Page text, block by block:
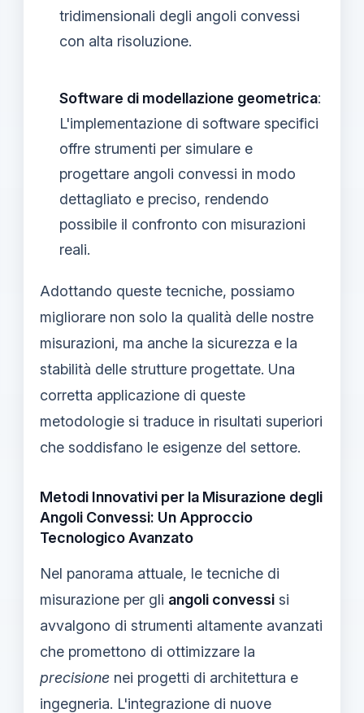
tridimensionali degli angoli convessi
con alta risoluzione.
Software di modellazione geometrica:
L'implementazione di software specifici
offre strumenti per simulare e
progettare angoli convessi in modo
dettagliato e preciso, rendendo
possibile il confronto con misurazioni
reali.
Adottando queste tecniche, possiamo
migliorare non solo la qualità delle nostre
misurazioni, ma anche la sicurezza e la
stabilità delle strutture progettate. Una
corretta applicazione di queste
metodologie si traduce in risultati superiori
che soddisfano le esigenze del settore.
Metodi Innovativi per la Misurazione degli
Angoli Convessi: Un Approccio
Tecnologico Avanzato
Nel panorama attuale, le tecniche di
misurazione per gli angoli convessi si
avvalgono di strumenti altamente avanzati
che promettono di ottimizzare la
precisione nei progetti di architettura e
ingegneria. L'integrazione di nuove